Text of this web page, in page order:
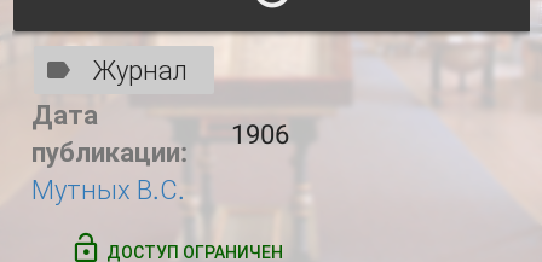
Журнал
Дата
публикации:
1906
Мутных В.С.
ДОСТУП ОГРАНИЧЕН